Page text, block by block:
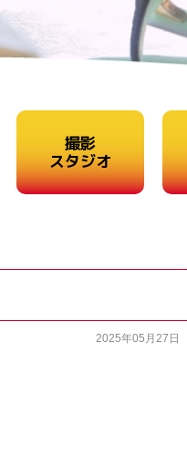
撮影
スタジオ
2025年05月27日